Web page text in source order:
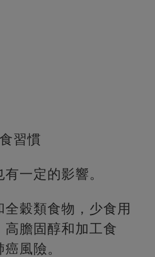
習慣
一定的影響。
穀類食物，少食用
膽固醇和加工食
風險。